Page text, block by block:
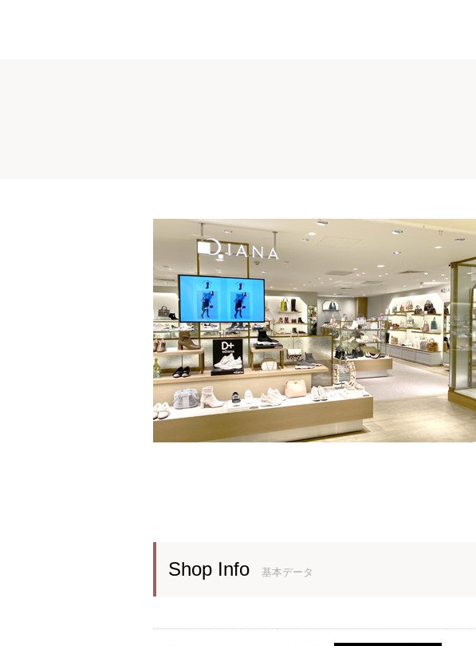
Shop Info 基本データ